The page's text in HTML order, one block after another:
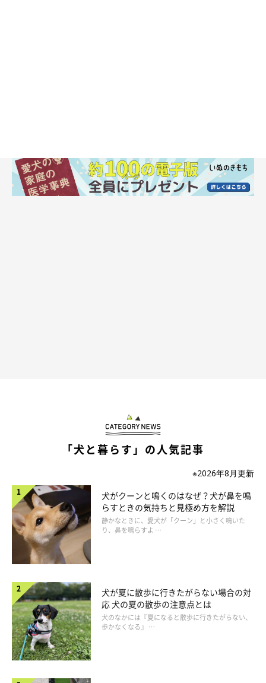
ものの、家は雪の壁におおわれ、外に出られない状態だったそ
う。
「勝手口の先にある軒下分の小さなスペースだけが雪のない場所
観測史上最深の積雪を記録した朝。一帯は120人ほどの小さな集落のため、
テレビやラジオからの情報もなく、社会から孤立し被災したことを自覚した
そう
届くはずだったドッグフードも豪雪で配達されず、発送元に依頼
して留め置きしてもらった隣県の営業所にピックアップに行けた
のは、家に閉じこめられた日から１週間後。当時預かっていた２
くなってしまい、隣家に分けてもらったキャットフードでしのい
でいたといいます。とはいえ、４頭の犬たちはいつもと変わりな
く家の中で過ごしてくれていたそう。
「しつけの仕事をしていることもあり、室内での排泄など、屋内
で過ごすことに慣らしていたのもよかったんだと思います」
「犬と暮らす」の人気記事
※2026年8月更新
犬がクーンと鳴くのはなぜ？犬が鼻を鳴
らすときの気持ちと見極め方を解説
静かなときに、愛犬が「クーン」と小さく鳴いた
り、鼻を鳴らすよ …
犬が夏に散歩に行きたがらない場合の対
応 犬の夏の散歩の注意点とは
犬のなかには『夏になると散歩に行きたがらない、
歩かなくなる』 …